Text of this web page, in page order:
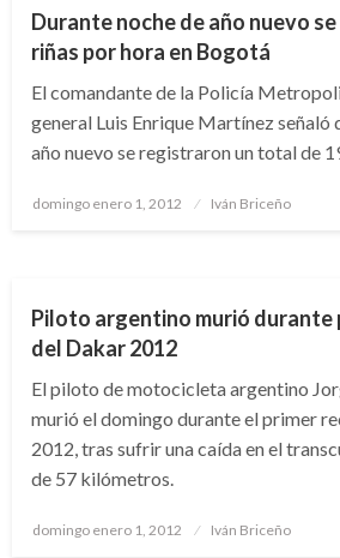
Durante noche de año nuevo
riñas por hora en Bogotá
El comandante de la Policía
general Luis Enrique Martínez señaló
año nuevo se registraron un total de
Publicado
domingo enero 1, 2012 Iván Briceño
Piloto argentino murió durante
del Dakar 2012
El piloto de motocicleta argentino
murió el domingo durante el primer
2012, tras sufrir una caída en el
de 57 kilómetros.
Publicado
domingo enero 1, 2012 Iván Briceño